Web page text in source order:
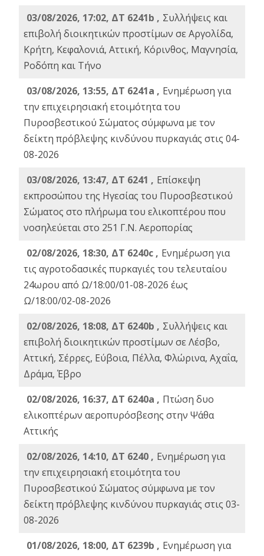
03/08/2026, 17:02, ΔΤ 6241b , Συλλήψεις και
επιβολή διοικητικών προστίμων σε Αργολίδα,
Κρήτη, Κεφαλονιά, Αττική, Κόρινθος, Μαγνησία,
Ροδόπη και Τήνο
03/08/2026, 13:55, ΔΤ 6241a , Ενημέρωση για
την επιχειρησιακή ετοιμότητα του
Πυροσβεστικού Σώματος σύμφωνα με τον
δείκτη πρόβλεψης κινδύνου πυρκαγιάς στις 04-
08-2026
03/08/2026, 13:47, ΔΤ 6241 , Επίσκεψη
εκπροσώπου της Ηγεσίας του Πυροσβεστικού
Σώματος στο πλήρωμα του ελικοπτέρου που
νοσηλεύεται στο 251 Γ.Ν. Αεροπορίας
02/08/2026, 18:30, ΔΤ 6240c , Ενημέρωση για
τις αγροτοδασικές πυρκαγιές του τελευταίου
24ωρου από Ω/18:00/01-08-2026 έως
Ω/18:00/02-08-2026
02/08/2026, 18:08, ΔΤ 6240b , Συλλήψεις και
επιβολή διοικητικών προστίμων σε Λέσβο,
Αττική, Σέρρες, Εύβοια, Πέλλα, Φλώρινα, Αχαΐα,
Δράμα, Έβρο
02/08/2026, 16:37, ΔΤ 6240a , Πτώση δυο
ελικοπτέρων αεροπυρόσβεσης στην Ψάθα
Αττικής
02/08/2026, 14:10, ΔΤ 6240 , Ενημέρωση για
την επιχειρησιακή ετοιμότητα του
Πυροσβεστικού Σώματος σύμφωνα με τον
δείκτη πρόβλεψης κινδύνου πυρκαγιάς στις 03-
08-2026
01/08/2026, 18:00, ΔΤ 6239b , Ενημέρωση για